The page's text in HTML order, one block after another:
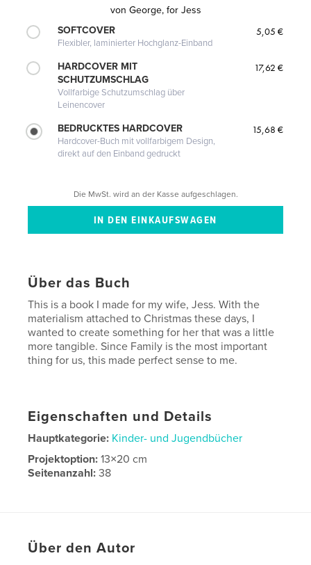
von George, for Jess
SOFTCOVER
Flexibler, laminierter Hochglanz-Einband
5,05 €
HARDCOVER MIT
SCHUTZUMSCHLAG
Vollfarbige Schutzumschlag über
Leinencover
17,62 €
BEDRUCKTES HARDCOVER
Hardcover-Buch mit vollfarbigem Design,
direkt auf den Einband gedruckt
15,68 €
Die MwSt. wird an der Kasse aufgeschlagen.
Über das Buch
This is a book I made for my wife, Jess. With the
materialism attached to Christmas these days, I
wanted to create something for her that was a little
more tangible. Since Family is the most important
thing for us, this made perfect sense to me.
Eigenschaften und Details
Hauptkategorie: Kinder- und Jugendbücher
Projektoption:13×20 cm
Seitenanzahl:38
Über den Autor